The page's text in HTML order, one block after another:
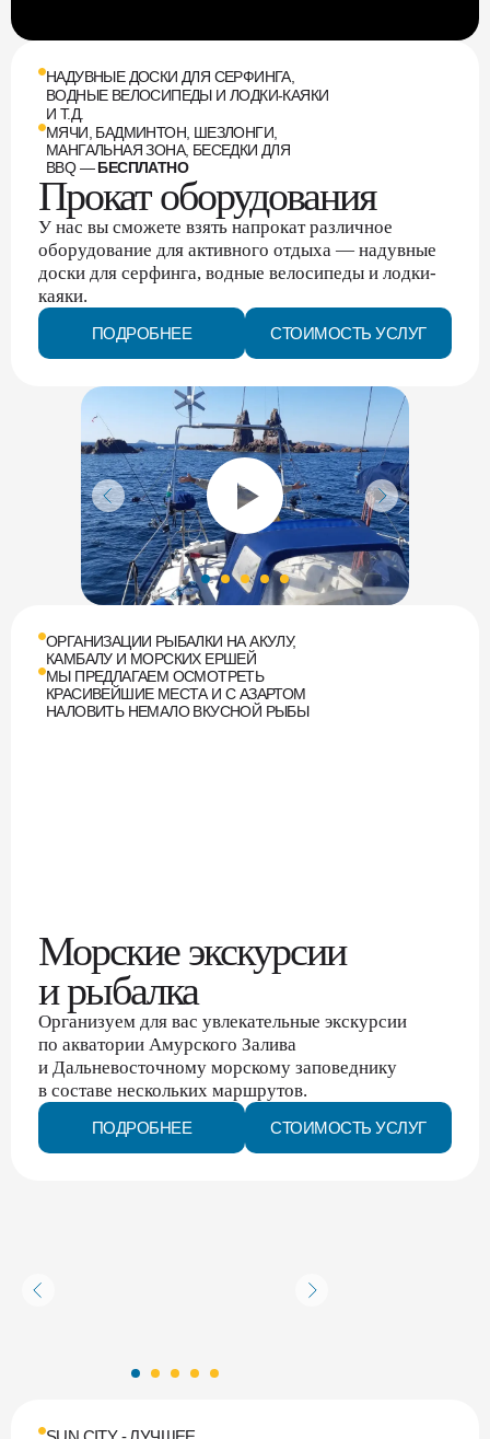
НАДУВНЫЕ ДОСКИ ДЛЯ СЕРФИНГА,
ВОДНЫЕ ВЕЛОСИПЕДЫ И ЛОДКИ-КАЯКИ
И Т.Д.
МЯЧИ, БАДМИНТОН, ШЕЗЛОНГИ,
МАНГАЛЬНАЯ ЗОНА, БЕСЕДКИ ДЛЯ
BBQ —БЕСПЛАТНО
Прокат оборудования
У нас вы сможете взять напрокат различное
оборудование для активного отдыха — надувные
доски для серфинга, водные велосипеды и лодки-
каяки.
ПОДРОБНЕЕ СТОИМОСТЬ УСЛУГ
ОРГАНИЗАЦИИ РЫБАЛКИ НА АКУЛУ,
КАМБАЛУ И МОРСКИХ ЕРШЕЙ
МЫ ПРЕДЛАГАЕМ ОСМОТРЕТЬ
КРАСИВЕЙШИЕ МЕСТА И С АЗАРТОМ
НАЛОВИТЬ НЕМАЛО ВКУСНОЙ РЫБЫ
Морские экскурсии
и рыбалка
Организуем для вас увлекательные экскурсии
по акватории Амурского Залива
и Дальневосточному морскому заповеднику
в составе нескольких маршрутов.
ПОДРОБНЕЕ СТОИМОСТЬ УСЛУГ